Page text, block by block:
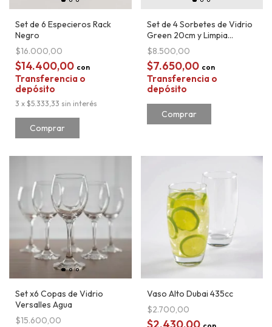
Set de 6 Especieros Rack
Negro
$16.000,00
$14.400,00 con
Transferencia o
depósito
3 x $5.333,33 sin interés
Set de 4 Sorbetes de Vidrio
Green 20cm y Limpia
Sorbete
$8.500,00
$7.650,00 con
Transferencia o
depósito
Set x6 Copas de Vidrio
Versalles Agua
$15.600,00
Vaso Alto Dubai 435cc
$2.700,00
$2.430,00